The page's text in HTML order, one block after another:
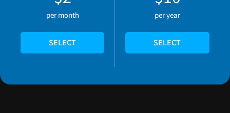
per month
SELECT
per year
SELECT